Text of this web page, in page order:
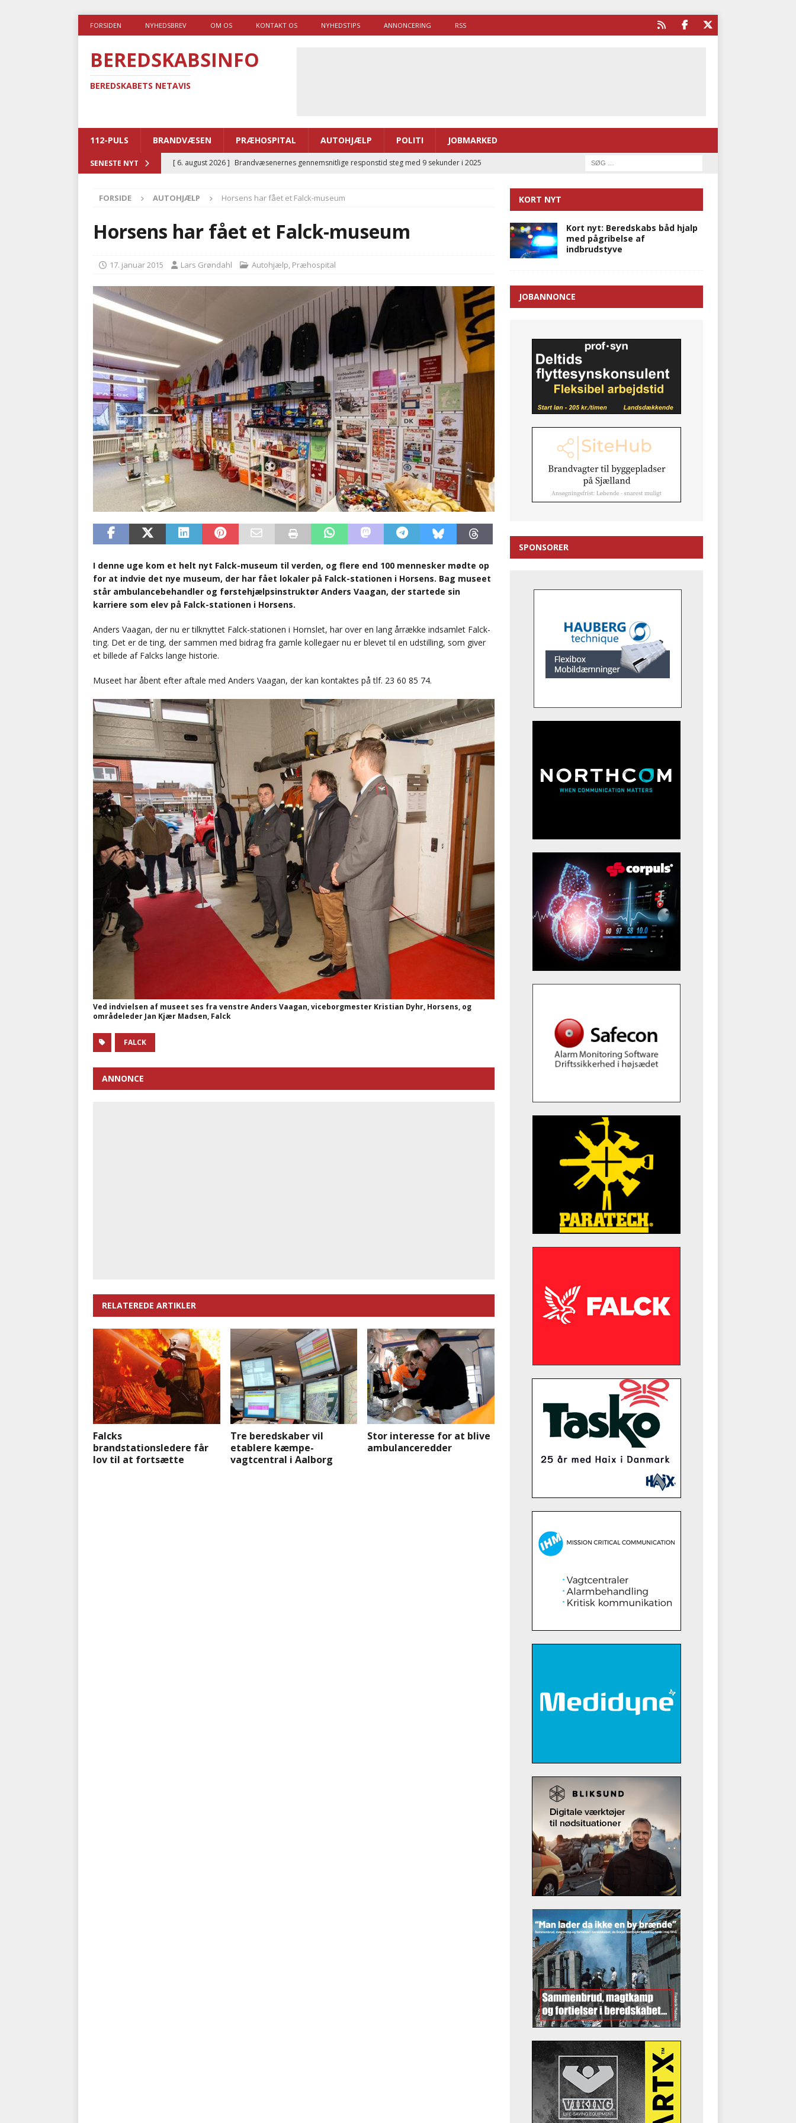
FORSIDEN NYHEDSBREV OM OS KONTAKT OS NYHEDSTIPS ANNONCERING RSS
BEREDSKABSINFO
BEREDSKABETS NETAVIS
112-PULS BRANDVÆSEN PRÆHOSPITAL AUTOHJÆLP POLITI JOBMARKED
SENESTE NYT [ 6. august 2026 ] Brandvæsenernes gennemsnitlige responstid steg med 9 sekunder i 2025
[ 5. august 2026 ] Advarer: Udløb af sygetransporttilladelser kan sende 400.000 kørsler over
i det offentlige
PRÆHOSPITAL
[ 4. august 2026 ]
Brandvæsenerne brugte lidt længere tid på at komme af sted i 2025
Branche kræver at beskyttelseskøretøjer bliver lovpligtige ved arbejde i
nødsporet
AUTOHJÆLP
FORSIDE AUTOHJÆLP Horsens har fået et Falck-museum
Horsens har fået et Falck-museum
17. januar 2015 Lars Grøndahl Autohjælp, Præhospital
I denne uge kom et helt nyt Falck-museum til verden, og flere end 100 mennesker mødte op
for at indvie det nye museum, der har fået lokaler på Falck-stationen i Horsens. Bag museet
står ambulancebehandler og førstehjælpsinstruktør Anders Vaagan, der startede sin
karriere som elev på Falck-stationen i Horsens.
Anders Vaagan, der nu er tilknyttet Falck-stationen i Hornslet, har over en lang årrække indsamlet Falck-
ting. Det er de ting, der sammen med bidrag fra gamle kollegaer nu er blevet til en udstilling, som giver
et billede af Falcks lange historie.
Museet har åbent efter aftale med Anders Vaagan, der kan kontaktes på tlf. 23 60 85 74.
Ved indvielsen af museet ses fra venstre Anders Vaagan, viceborgmester Kristian Dyhr, Horsens, og
områdeleder Jan Kjær Madsen, Falck
FALCK
ANNONCE
RELATEREDE ARTIKLER
Falcks
brandstationsledere får
lov til at fortsætte
Tre beredskaber vil
etablere kæmpe-
vagtcentral i Aalborg
Stor interesse for at blive
ambulanceredder
KORT NYT
Kort nyt: Beredskabs båd hjalp
med pågribelse af
indbrudstyve
JOBANNONCE
SPONSORER